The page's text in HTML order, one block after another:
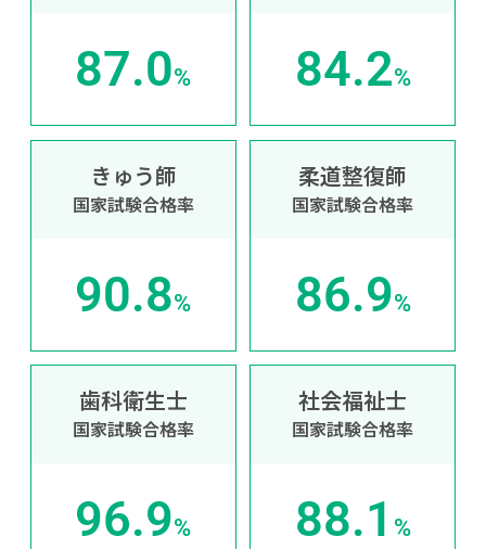
87.0% 84.2%
きゅう師
国家試験合格率
90.8%
柔道整復師
国家試験合格率
86.9%
歯科衛生士
国家試験合格率
96.9%
社会福祉士
国家試験合格率
88.1 %